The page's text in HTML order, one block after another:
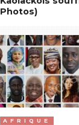
Photos)
AFRIQUE